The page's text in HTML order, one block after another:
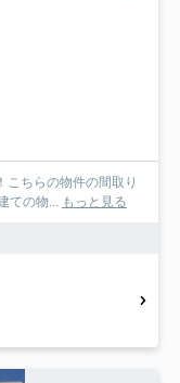
ちらの物件の間取り
ての物... もっと見る